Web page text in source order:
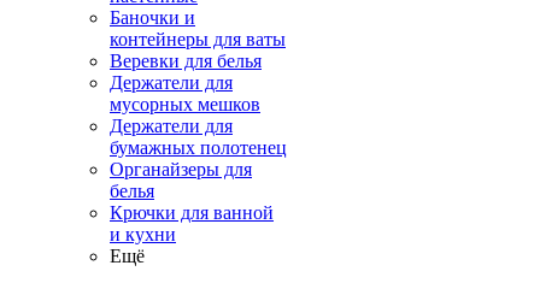
Баночки и
контейнеры для ваты
Веревки для белья
Держатели для
мусорных мешков
Держатели для
бумажных полотенец
Органайзеры для
белья
Крючки для ванной
и кухни
Ещё